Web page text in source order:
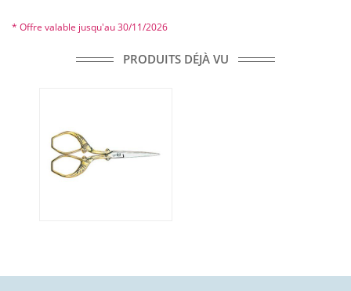
* Offre valable jusqu'au 30/11/2026
PRODUITS DÉJÀ VU